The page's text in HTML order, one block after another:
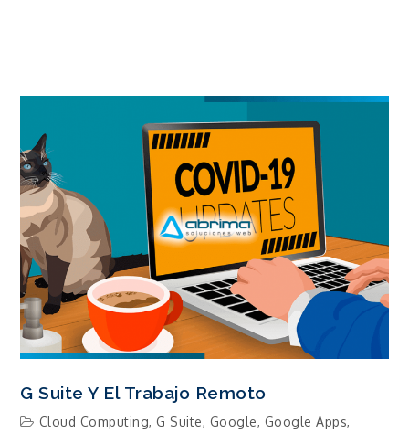
G Suite Y El Trabajo Remoto
Cloud Computing,G Suite, Google, Google Apps,